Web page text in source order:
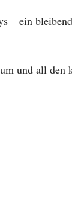
– ein
und all